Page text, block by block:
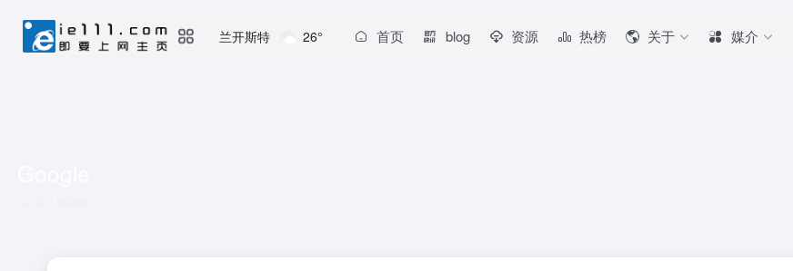
兰开斯特 26° 首页 blog 资源 热榜 关于 媒介